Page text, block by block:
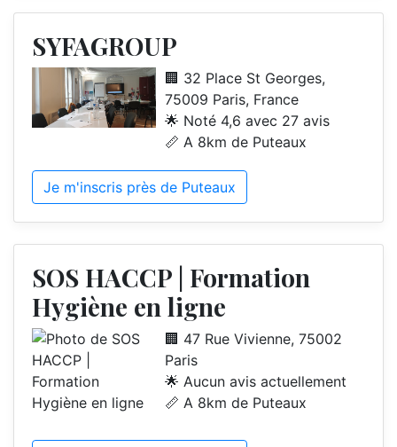
SYFAGROUP
🏢 32 Place St Georges,
75009 Paris, France
🌟 Noté 4,6 avec 27 avis
📏 A 8km de Puteaux
Je m'inscris près de Puteaux
SOS HACCP | Formation
Hygiène en ligne
🏢 47 Rue Vivienne, 75002
Paris
🌟 Aucun avis actuellement
📏 A 8km de Puteaux